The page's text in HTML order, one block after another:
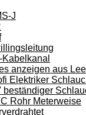
J
Kabelkanal
anzeigen aus
Elektriker
beständiger
Rohr Meterweise